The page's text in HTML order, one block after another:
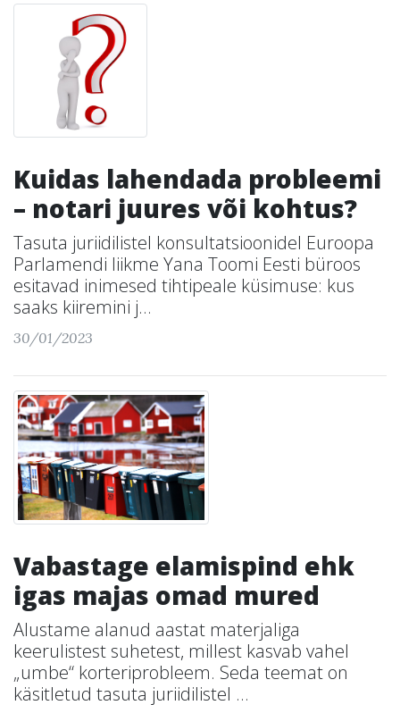
Kuidas lahendada probleemi
– notari juures või kohtus?
Tasuta juriidilistel konsultatsioonidel Euroopa
Parlamendi liikme Yana Toomi Eesti büroos
esitavad inimesed tihtipeale küsimuse: kus
saaks kiiremini j...
30/01/2023
Vabastage elamispind ehk
igas majas omad mured
Alustame alanud aastat materjaliga
keerulistest suhetest, millest kasvab vahel
„umbe“ korteriprobleem. Seda teemat on
käsitletud tasuta juriidilistel ...